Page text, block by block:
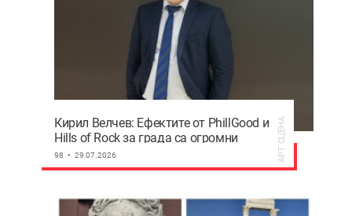
Кирил Велчев: Ефектите от PhillGood и
Hills of Rock за града са огромни
98 29.07.2026 АРТ СЦЕНА